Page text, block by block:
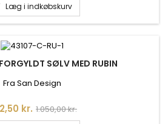
Læg i indkøbskurv
SØLV MED RUBIN
Fra San Design
kr. Normalpris
1.050,00 kr.